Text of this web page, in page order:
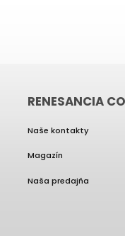
RENESANCIA
Naše kontakty
Magazín
Naša predajňa